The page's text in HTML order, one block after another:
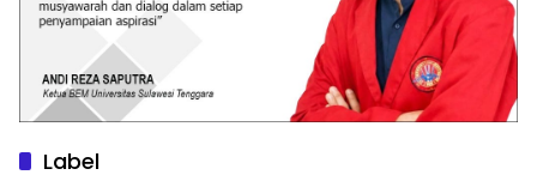
Label